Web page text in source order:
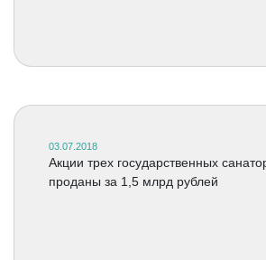
03.07.2018
Акции трех государственных
проданы за 1,5 млрд рублей